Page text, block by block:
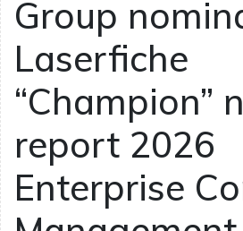
Group
Laserfiche
“Champion”
report 2026
Enterprise